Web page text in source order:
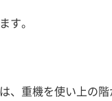
す。
、重機を使い上の